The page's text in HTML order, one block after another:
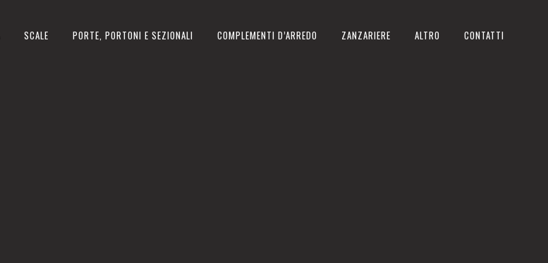
SCALE PORTE, PORTONI E SEZIONALI COMPLEMENTI D’ARREDO ZANZARIERE ALTRO CONTATTI